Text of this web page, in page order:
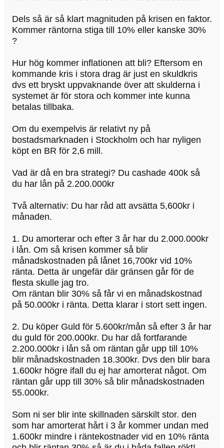
Dels så är så klart magnituden på krisen en faktor.
Kommer räntorna stiga till 10% eller kanske 30%
?
Hur hög kommer inflationen att bli? Eftersom en
kommande kris i stora drag är just en skuldkris
dvs ett bryskt uppvaknande över att skulderna i
systemet är för stora och kommer inte kunna
betalas tillbaka.
Om du exempelvis är relativt ny på
bostadsmarknaden i Stockholm och har nyligen
köpt en BR för 2,6 mill.
Vad är då en bra strategi? Du cashade 400k så
du har lån på 2.200.000kr
Två alternativ: Du har råd att avsätta 5,600kr i
månaden.
1. Du amorterar och efter 3 år har du 2.000.000kr
i lån. Om så krisen kommer så blir
månadskostnaden på lånet 16,700kr vid 10%
ränta. Detta är ungefär där gränsen går för de
flesta skulle jag tro.
Om räntan blir 30% så får vi en månadskostnad
på 50.000kr i ränta. Detta klarar i stort sett ingen.
2. Du köper Guld för 5.600kr/mån så efter 3 år har
du guld för 200.000kr. Du har då fortfarande
2.200.000kr i lån så om räntan går upp till 10%
blir månadskostnaden 18.300kr. Dvs den blir bara
1.600kr högre ifall du ej har amorterat något. Om
räntan går upp till 30% så blir månadskostnaden
55.000kr.
Som ni ser blir inte skillnaden särskilt stor. den
som har amorterat hårt i 3 år kommer undan med
1.600kr mindre i räntekostnader vid en 10% ränta